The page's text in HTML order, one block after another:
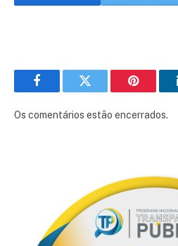
FacebookTwitter Pinterest
Os comentários estão encerrados.